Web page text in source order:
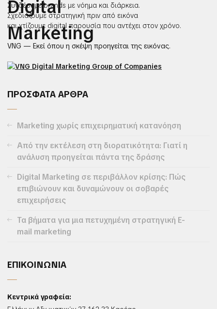
Συνδέουμε brands με νόημα και διάρκεια.
Σχεδιάζουμε στρατηγική πριν από εικόνα
και χτίζουμε digital παρουσία που αντέχει στον χρόνο.
VNG — Εκεί όπου η σκέψη προηγείται της εικόνας.
ΠΡΟΣΦΑΤΑ ΑΡΘΡΑ
Marketing χωρίς επιχειρηματική κατανόηση
Από την εκτέλεση στη διορατικότητα: Γιατί η
ανάλυση προηγείται πάντα της δράσης
Digital Marketing σε περιβάλλον κρίσης: Πώς
επιβιώνουν και δυναμώνουν οι σοβαρές
επιχειρήσεις
Τα βήματα για μια πετυχημένη στρατηγική E-
mail marketing
ΕΠΙΚΟΙΝΩΝΙΑ
Κεντρικά γραφεία: